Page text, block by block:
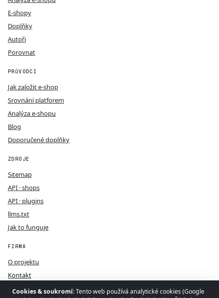
E-shopy
Doplňky
Autoři
Porovnat
PRŮVODCI
Jak založit e-shop
Srovnání platforem
Analýza e-shopu
Blog
Doporučené doplňky
ZDROJE
Sitemap
API · shops
API · plugins
llms.txt
Jak to funguje
FIRMA
O projektu
Kontakt
GDPR
Cookies & soukromí:Tento web používá analytické cookies (Google